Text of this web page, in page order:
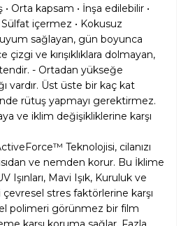
Orta kapsam • İnşa edilebilir •
Sülfat içermez • Kokusuz
sağlayan, gün boyunca
ve kırışıklıklara dolmayan,
- Ortadan yükseğe
vardır. Üst üste bir kaç kat
rütuş yapmayı gerektirmez.
ve iklim değişikliklerine karşı
Teknolojisi, cilanızı
ve nemden korur. Bu İklime
Işınları, Mavi Işık, Kuruluk ve
stres faktörlerine karşı
polimeri görünmez bir film